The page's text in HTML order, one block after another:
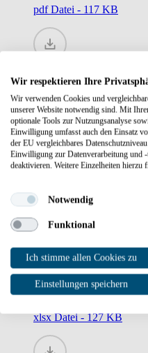
pdfDatei - 117 KB
Technische
pdfDatei - 196 KB
xlsxDatei - 23 KB
Kontaktdatenblatt
Stand: 05.2025
xlsxDatei - 127 KB
Wir respektieren Ihre
Wir verwenden Cookies und
unserer Website notwendig sind. Mit
optionale Tools zur Nutzungsanalyse
Einwilligung umfasst auch den Einsatz
der EU vergleichbares
Einwilligung zur Datenverarbeitung und
deaktivieren. Weitere Einzelheiten hierzu
Notwendig
Funktional
Ich stimme allen Cookies zu
Einstellungen speichern